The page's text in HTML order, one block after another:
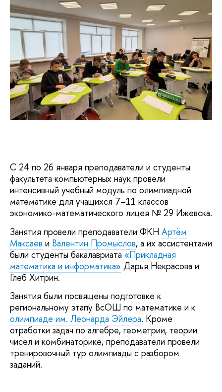
С 24 по 26 января преподаватели и студенты
факультета компьютерных наук провели
интенсивный учебный модуль по олимпиадной
математике для учащихся 7–11 классов
экономико-математического лицея № 29 Ижевска.
Занятия провели преподаватели ФКН Артём
Максаев и Валентин Промыслов, а их ассистентами
были студенты бакалавриата «Прикладная
математика и информатика» Дарья Некрасова и
Глеб Хитрин.
Занятия были посвящены подготовке к
региональному этапу ВсОШ по математике и к
олимпиаде им. Леонарда Эйлера. Кроме
отработки задач по алгебре, геометрии, теории
чисел и комбинаторике, преподаватели провели
тренировочный тур олимпиады с разбором
заданий.